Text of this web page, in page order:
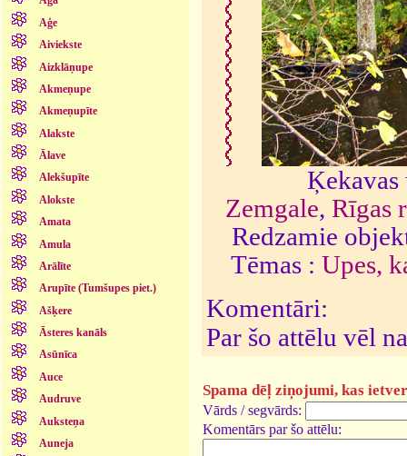
Aģe
Aiviekste
Aizklāņupe
Akmeņupe
Akmeņupīte
Alakste
Ālave
Alekšupīte
Alokste
Amata
Amula
Arālīte
Arupīte (Tumšupes piet.)
Ašķere
Āsteres kanāls
Asūnīca
Auce
Audruve
Auksteņa
Auneja
Zemgale,Rīgas
Redzamie
Tēmas : Upes,
Komentāri:
Par šo attēlu vēl
Spama dēļ ziņojumi, kas
Vārds / segvārds:
Komentārs par šo attēlu: